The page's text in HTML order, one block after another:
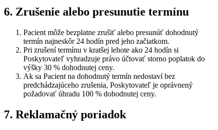
6. Zrušenie alebo presunutie termínu
Pacient môže bezplatne zrušiť alebo presunúť dohodnutý
termín najneskôr 24 hodín pred jeho začiatkom.
Pri zrušení termínu v kratšej lehote ako 24 hodín si
Poskytovateľ vyhradzuje právo účtovať storno poplatok do
výšky 30 % dohodnutej ceny.
Ak sa Pacient na dohodnutý termín nedostaví bez
predchádzajúceho zrušenia, Poskytovateľ je oprávnený
požadovať úhradu 100 % dohodnutej ceny.
7. Reklamačný poriadok